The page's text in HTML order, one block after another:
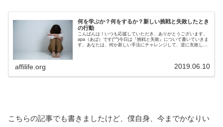
何を学ぶか？何をするか？新しい挑戦と失敗したとき
の行動
こんばんは！いつも応援していただき、ありがとうございます。
apa（あぱ）です(^^)今日は『挑戦と失敗』について書いていきま
す。あなたは、何か新しい手法にチャレンジして、逆に失敗して
affilife.org 2019.06.10
こちらの記事でも書きましたけど、僕自身、今までかなりい